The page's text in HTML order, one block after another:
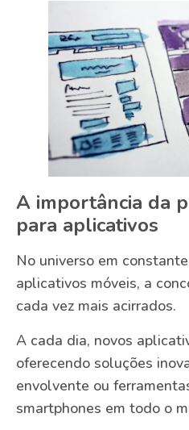
A importância da
para aplicativos
No universo em
aplicativos móveis, a
cada vez mais acirrados.
A cada dia, novos
oferecendo soluções
envolvente ou
smartphones em todo o